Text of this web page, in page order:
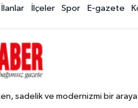
İlanlar İlçeler Spor E-gazete
sadelik ve modernizmi bir